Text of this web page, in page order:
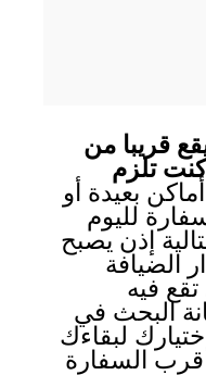
قريبا من
تلزم
بعيدة أو
لليوم
إذن يصبح
الضيافة
فيه
البحث في
لبقاءك
قرب السفارة